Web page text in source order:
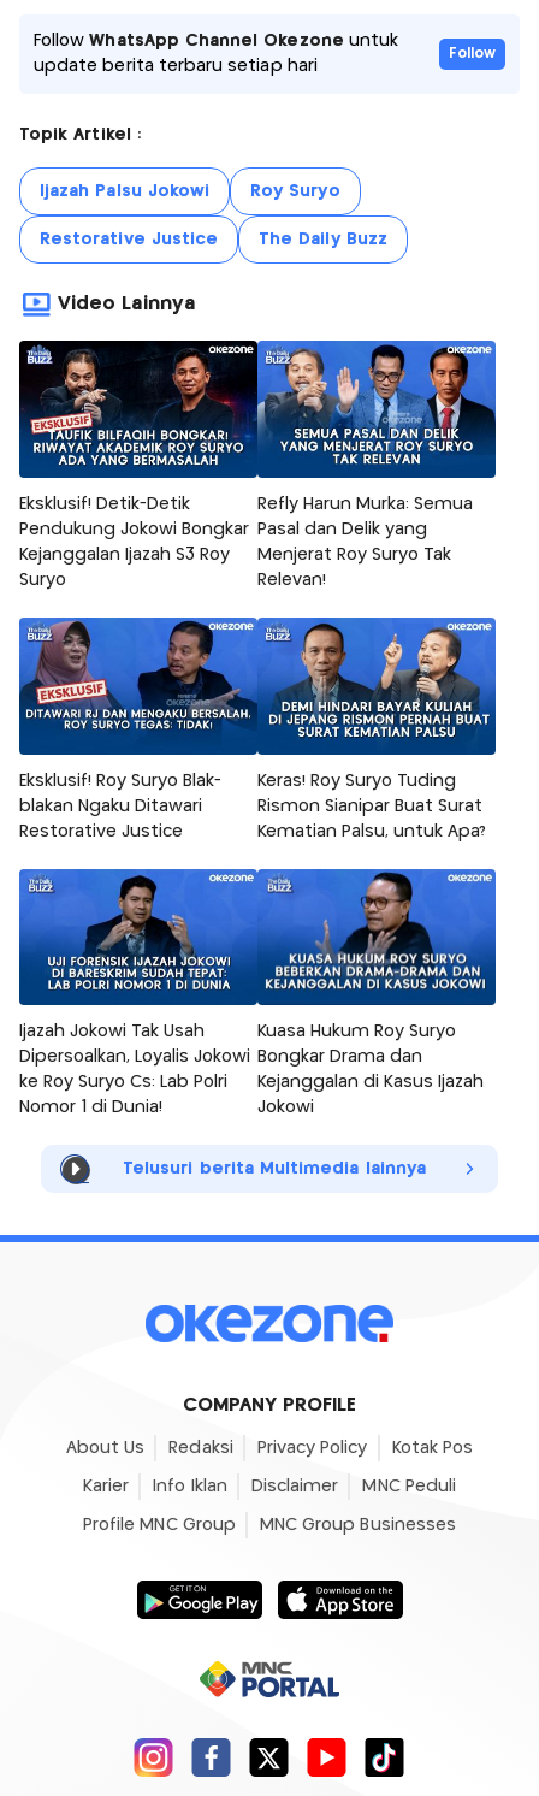
FollowWhatsApp Channel Okezone untuk
update berita terbaru setiap hari
Follow
Topik Artikel :
Ijazah Palsu Jokowi Roy Suryo
Restorative Justice The Daily Buzz
Video Lainnya
Eksklusif! Detik-Detik
Pendukung Jokowi Bongkar
Kejanggalan Ijazah S3 Roy
Suryo
Refly Harun Murka: Semua
Pasal dan Delik yang
Menjerat Roy Suryo Tak
Relevan!
Eksklusif! Roy Suryo Blak-
blakan Ngaku Ditawari
Restorative Justice
Keras! Roy Suryo Tuding
Rismon Sianipar Buat Surat
Kematian Palsu, untuk Apa?
Ijazah Jokowi Tak Usah
Dipersoalkan, Loyalis Jokowi
ke Roy Suryo Cs: Lab Polri
Nomor 1 di Dunia!
Kuasa Hukum Roy Suryo
Bongkar Drama dan
Kejanggalan di Kasus Ijazah
Jokowi
Telusuri berita Multimedia lainnya
COMPANY PROFILE
About Us Redaksi Privacy Policy Kotak Pos
Karier Info Iklan Disclaimer MNC Peduli
Profile MNC Group MNC Group Businesses